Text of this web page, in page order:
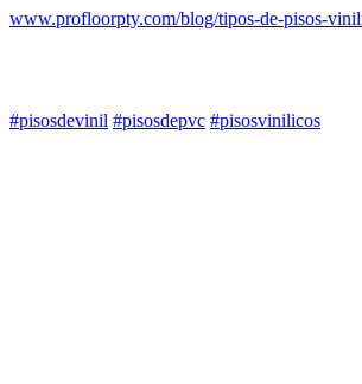
www.profloorpty.com/blog/tipos-de-pisos-
#pisosdevinil #pisosdepvc #pisosvinilicos